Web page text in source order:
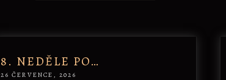
8. NEDĚLE PO…
26 ČERVENCE, 2026